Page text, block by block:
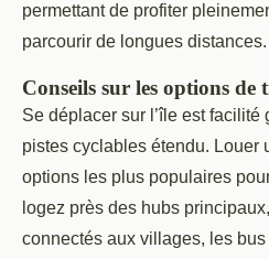
permettant de profiter
parcourir de longues distances.
Conseils sur les options de
Se déplacer sur l’île est facilité
pistes cyclables étendu. Louer
options les plus populaires
logez près des hubs
connectés aux villages, les